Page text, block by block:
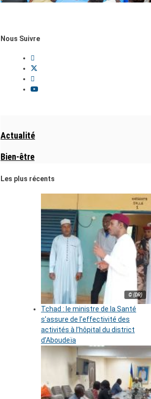
Nous Suivre
Actualité
Bien-être
Les plus récents
© (DR)
Tchad : le ministre de la Santé
s’assure de l’effectivité des
activités à l’hôpital du district
d’Aboudeïa